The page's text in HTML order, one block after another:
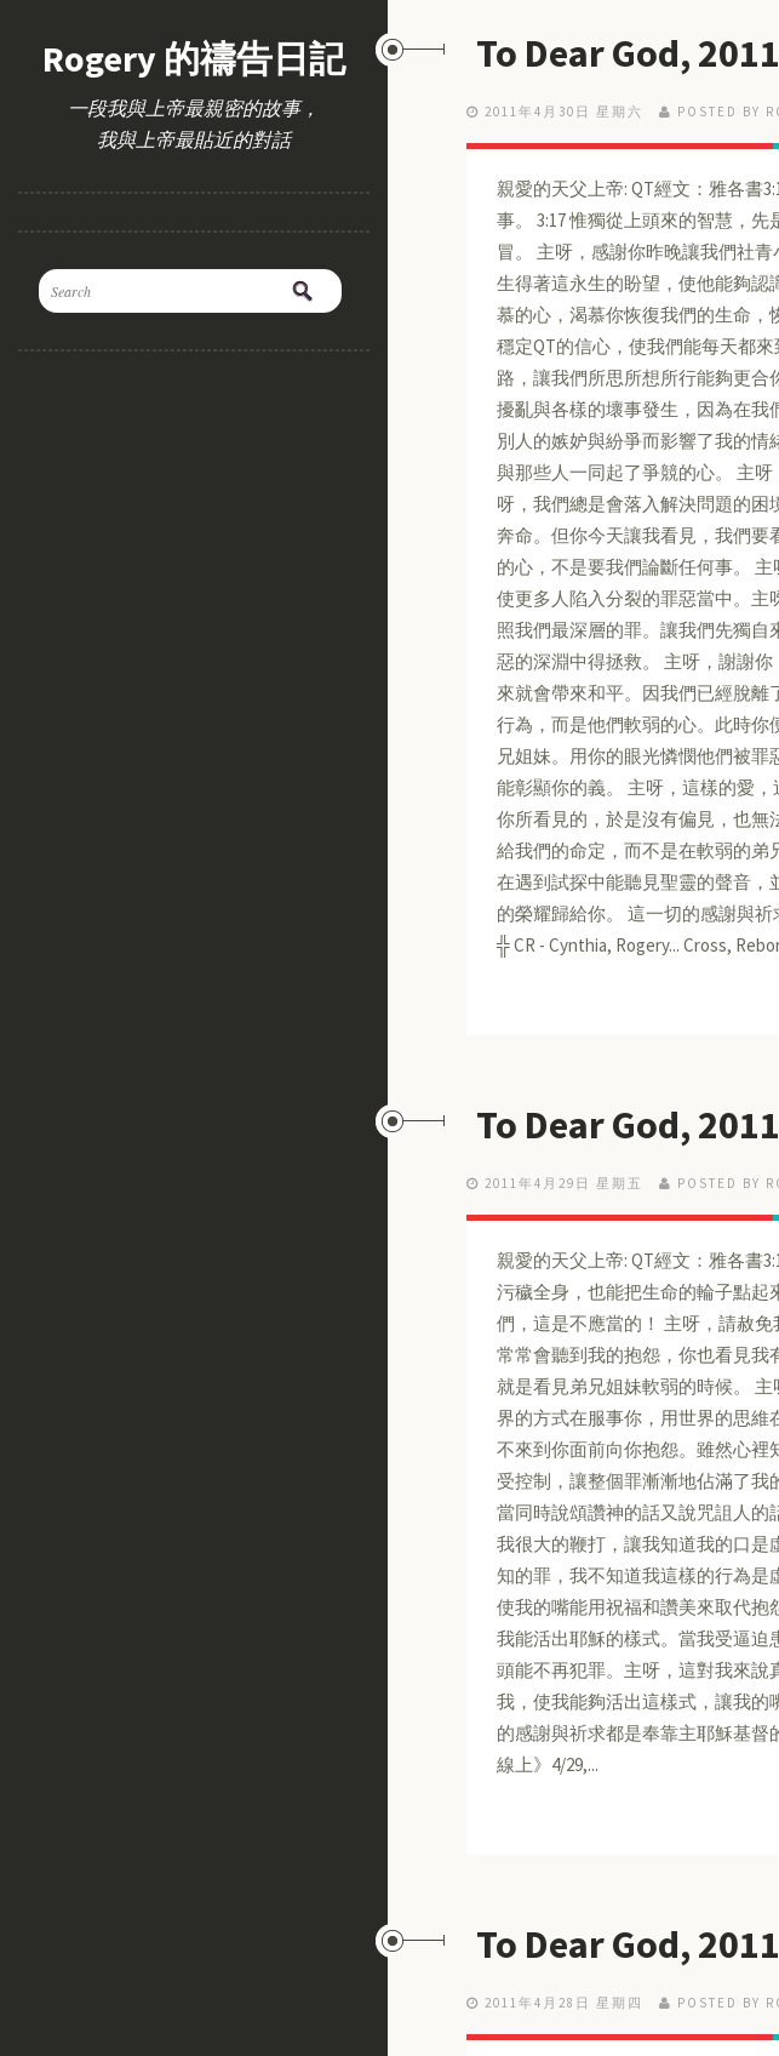
Rogery 的禱告日記
一段我與上帝最親密的故事，
我與上帝最貼近的對話
To Dear God,
2011年4月30日 星期六 POSTED BY
親愛的天父上帝: QT經文：雅各書
事。 3:17 惟獨從上頭來的智慧，
冒。 主呀，感謝你昨晚讓我們社
生得著這永生的盼望，使他能夠
慕的心，渴慕你恢復我們的生命
穩定QT的信心，使我們能每天都
路，讓我們所思所想所行能夠更合
擾亂與各樣的壞事發生，因為在
別人的嫉妒與紛爭而影響了我的
與那些人一同起了爭競的心。 主
呀，我們總是會落入解決問題的
奔命。但你今天讓我看見，我們
的心，不是要我們論斷任何事。
使更多人陷入分裂的罪惡當中。
照我們最深層的罪。讓我們先獨
惡的深淵中得拯救。 主呀，謝謝
來就會帶來和平。因我們已經脫
行為，而是他們軟弱的心。此時
兄姐妹。用你的眼光憐憫他們被
能彰顯你的義。 主呀，這樣的愛
你所看見的，於是沒有偏見，也
給我們的命定，而不是在軟弱的
在遇到試探中能聽見聖靈的聲音
的榮耀歸給你。 這一切的感謝與
╬ CR - Cynthia, Rogery... Cross,
To Dear God,
2011年4月29日 星期五 POSTED BY
親愛的天父上帝: QT經文：雅各書
污穢全身，也能把生命的輪子點起
們，這是不應當的！ 主呀，請赦
常常會聽到我的抱怨，你也看見我
就是看見弟兄姐妹軟弱的時候。
界的方式在服事你，用世界的思
不來到你面前向你抱怨。雖然心
受控制，讓整個罪漸漸地佔滿了
當同時說頌讚神的話又說咒詛人
我很大的鞭打，讓我知道我的口
知的罪，我不知道我這樣的行為是
使我的嘴能用祝福和讚美來取代抱
我能活出耶穌的樣式。當我受逼
頭能不再犯罪。主呀，這對我來
我，使我能夠活出這樣式，讓我的
的感謝與祈求都是奉靠主耶穌基督
線上》4/29,...
To Dear God,
2011年4月28日 星期四 POSTED BY